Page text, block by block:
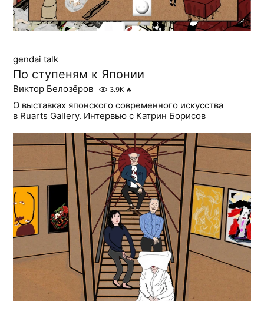
gendai talk
По ступеням к Японии
Виктор Белозёров 3.9K 🔥
О выставках японского современного искусства
в Ruarts Gallery. Интервью с Катрин Борисов